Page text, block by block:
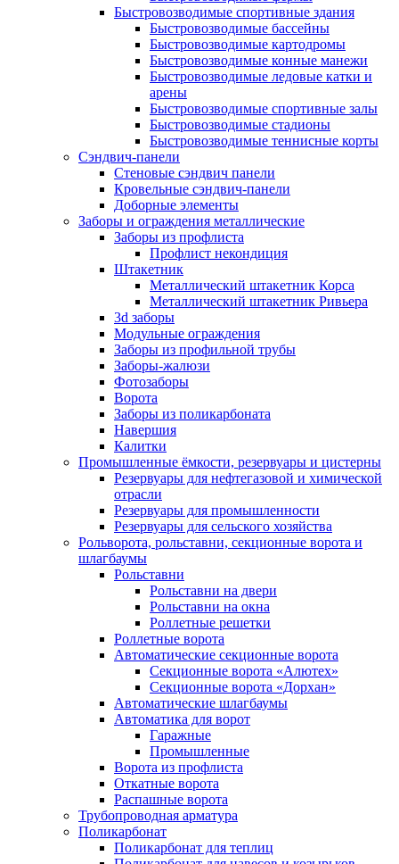
Быстровозводимые спортивные здания
Быстровозводимые бассейны
Быстровозводимые картодромы
Быстровозводимые конные манежи
Быстровозводимые ледовые катки и
арены
Быстровозводимые спортивные залы
Быстровозводимые стадионы
Быстровозводимые теннисные корты
Сэндвич-панели
Стеновые сэндвич панели
Кровельные сэндвич-панели
Доборные элементы
Заборы и ограждения металлические
Заборы из профлиста
Профлист некондиция
Штакетник
Металлический штакетник Корса
Металлический штакетник Ривьера
3d заборы
Модульные ограждения
Заборы из профильной трубы
Заборы-жалюзи
Фотозаборы
Ворота
Заборы из поликарбоната
Навершия
Калитки
Промышленные ёмкости, резервуары и цистерны
Резервуары для нефтегазовой и химической
отрасли
Резервуары для промышленности
Резервуары для сельского хозяйства
Рольворота, рольставни, секционные ворота и
шлагбаумы
Рольставни
Рольставни на двери
Рольставни на окна
Роллетные решетки
Роллетные ворота
Автоматические секционные ворота
Секционные ворота «Алютех»
Секционные ворота «Дорхан»
Автоматические шлагбаумы
Автоматика для ворот
Гаражные
Промышленные
Ворота из профлиста
Откатные ворота
Распашные ворота
Трубопроводная арматура
Поликарбонат
Поликарбонат для теплиц